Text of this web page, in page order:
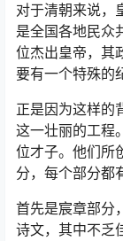
对于清朝来说，
是全国各地民众
位杰出皇帝，其
要有一个特殊的
正是因为这样的
这一壮丽的工程
位才子。他们所
分，每个部分都
首先是宸章部分
诗文，其中不乏